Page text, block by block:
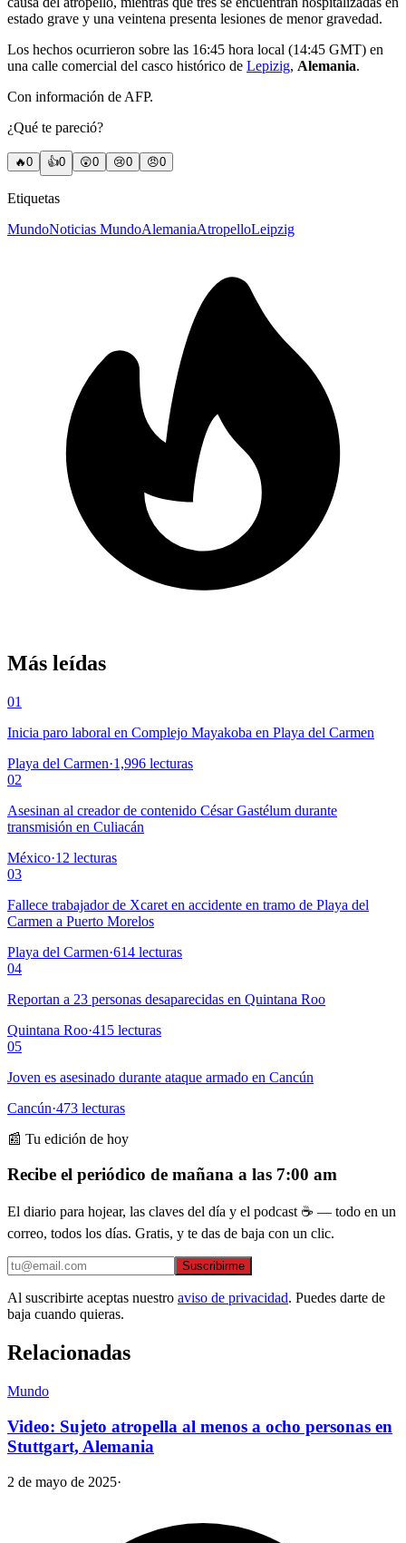
estado grave y una veintena presenta lesiones de menor gravedad.
Los hechos ocurrieron sobre las 16:45 hora local (14:45 GMT) en
una calle comercial del casco histórico de Lepizig, Alemania.
Con información de AFP.
¿Qué te pareció?
🔥0 👍0 😲0 😢0 😠0
Etiquetas
MundoNoticias MundoAlemaniaAtropelloLeipzig
Más leídas
01
Inicia paro laboral en Complejo Mayakoba en Playa del Carmen
Playa del Carmen·1,996 lecturas
02
Asesinan al creador de contenido César Gastélum durante
transmisión en Culiacán
México·12 lecturas
03
Fallece trabajador de Xcaret en accidente en tramo de Playa del
Carmen a Puerto Morelos
Playa del Carmen·614 lecturas
04
Reportan a 23 personas desaparecidas en Quintana Roo
Quintana Roo·415 lecturas
05
Joven es asesinado durante ataque armado en Cancún
Cancún·473 lecturas
📰 Tu edición de hoy
Recibe el periódico de mañana a las 7:00 am
El diario para hojear, las claves del día y el podcast ☕ — todo en un
correo, todos los días. Gratis, y te das de baja con un clic.
Suscribirme
Al suscribirte aceptas nuestro aviso de privacidad. Puedes darte de
baja cuando quieras.
Relacionadas
Mundo
Video: Sujeto atropella al menos a ocho personas en
Stuttgart, Alemania
2 de mayo de 2025·